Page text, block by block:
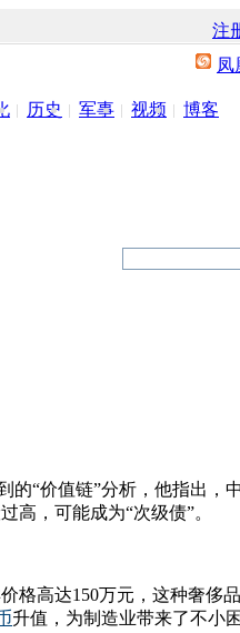
注
凤
历史 军事 视频
博客
“价值链”分析，他指出，
高，可能成为“次级债”。
高达150万元，这种奢侈
升值，为制造业带来了不小